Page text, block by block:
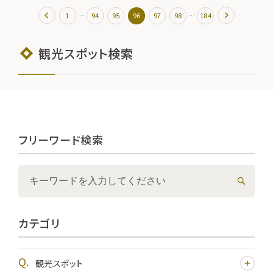
1 … 94 95 96 97 98 … 184
観光スポット検索
フリーワード検索
カテゴリ
観光スポット